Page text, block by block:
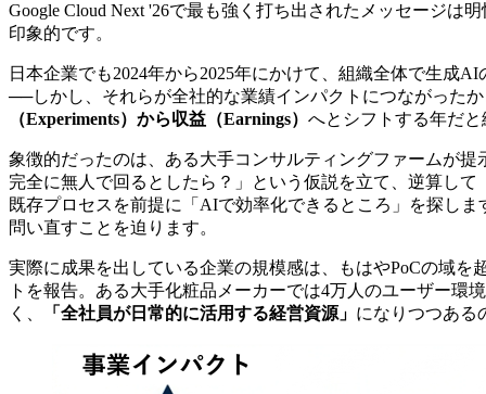
Google Cloud Next '26で最も強く打ち出されたメッセージは明
印象的です。
日本企業でも2024年から2025年にかけて、組織全体で生成
──しかし、それらが全社的な業績インパクトにつながった
（Experiments）から収益（Earnings） へとシフトする年だと
象徴的だったのは、ある大手コンサルティングファームが
完全に無人で回るとしたら？」という仮説を立て、逆算し
既存プロセスを前提に「AIで効率化できるところ」を探し
問い直すことを迫ります。
実際に成果を出している企業の規模感は、もはやPoCの域
トを報告。ある大手化粧品メーカーでは4万人のユーザー
く、
「全社員が日常的に活用する経営資源」 になりつつある